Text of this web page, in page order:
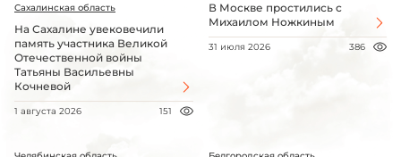
Сахалинская область
На Сахалине увековечили
память участника Великой
Отечественной войны
Татьяны Васильевны
Кочневой
1 августа 2026 151
В Москве простились с
Михаилом Ножкиным
31 июля 2026 386